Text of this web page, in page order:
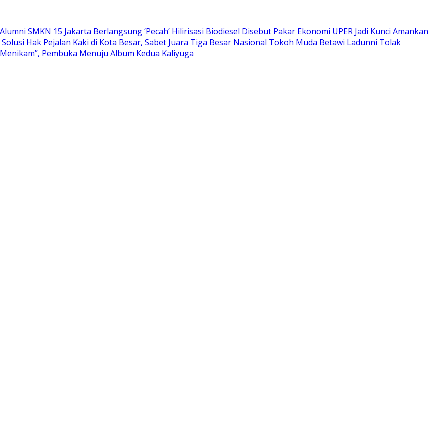
SMKN 15 Jakarta Berlangsung ‘Pecah’ Hilirisasi Biodiesel Disebut Pakar Ekonomi UPER Jadi Kunci Amankan
Hak Pejalan Kaki di Kota Besar, Sabet Juara Tiga Besar Nasional Tokoh Muda Betawi Ladunni Tolak
Pembuka Menuju Album Kedua Kaliyuga